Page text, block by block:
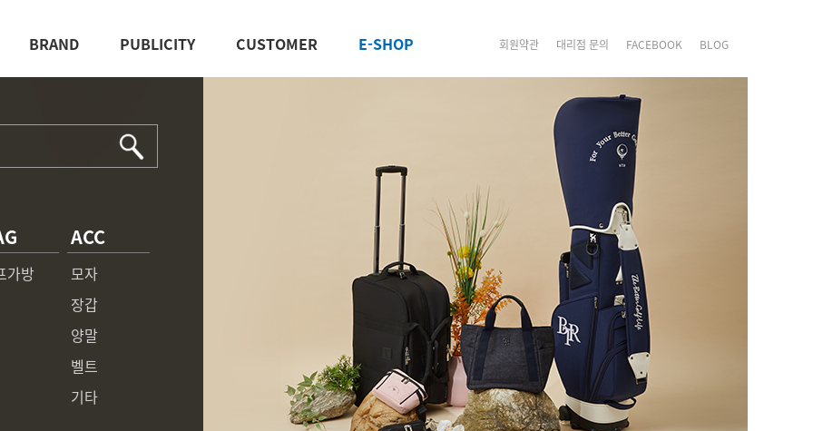
BRAND PUBLICITY CUSTOMER E-SHOP 회원약관 대리점 문의 FACEBOOK BLOG
가방
ACC
모자
장갑
양말
벨트
기타